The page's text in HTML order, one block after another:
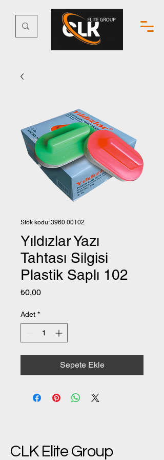
Stok kodu: 3960.00102
Yıldızlar Yazı
Tahtası Silgisi
Plastik Saplı 102
₺0,00Fiyat
Adet *
Sepete Ekle
CLK Elite Group